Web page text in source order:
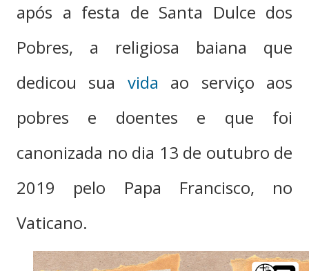
após a festa de Santa Dulce dos
Pobres, a religiosa baiana que
dedicou sua vida ao serviço aos
pobres e doentes e que foi
canonizada no dia 13 de outubro de
2019 pelo Papa Francisco, no
Vaticano.